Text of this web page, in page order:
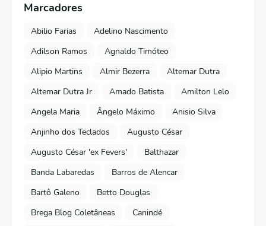
Marcadores
Abilio Farias
Adelino Nascimento
Adilson Ramos
Agnaldo Timóteo
Alipio Martins
Almir Bezerra
Altemar Dutra
Altemar Dutra Jr
Amado Batista
Amilton Lelo
Angela Maria
Ângelo Máximo
Anisio Silva
Anjinho dos Teclados
Augusto César
Augusto César 'ex Fevers'
Balthazar
Banda Labaredas
Barros de Alencar
Bartô Galeno
Betto Douglas
Brega Blog Coletâneas
Canindé